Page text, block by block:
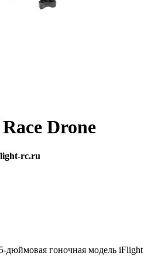
Drone
rc.ru
дюймовая гоночная модель iFlight